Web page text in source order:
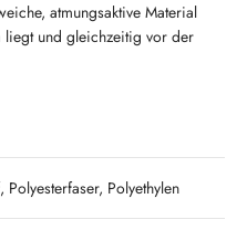
atmungsaktive Material
liegt und gleichzeitig vor der
Polyesterfaser, Polyethylen